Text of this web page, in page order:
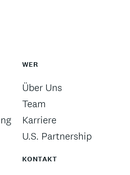
WER
Über Uns
Team
Karriere
U.S. Partnership
KONTAKT